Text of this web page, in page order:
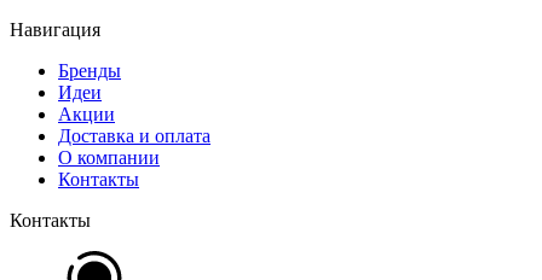
Навигация
Бренды
Идеи
Акции
Доставка и оплата
О компании
Контакты
Контакты